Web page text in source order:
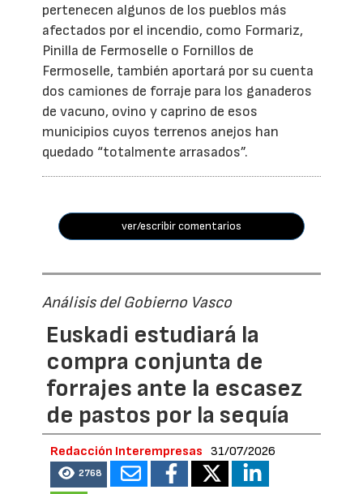
pertenecen algunos de los pueblos más
afectados por el incendio, como Formariz,
Pinilla de Fermoselle o Fornillos de
Fermoselle, también aportará por su cuenta
dos camiones de forraje para los ganaderos
de vacuno, ovino y caprino de esos
municipios cuyos terrenos anejos han
quedado “totalmente arrasados”.
ver/escribir comentarios
Análisis del Gobierno Vasco
Euskadi estudiará la
compra conjunta de
forrajes ante la escasez
de pastos por la sequía
Redacción Interempresas 31/07/2026
2768